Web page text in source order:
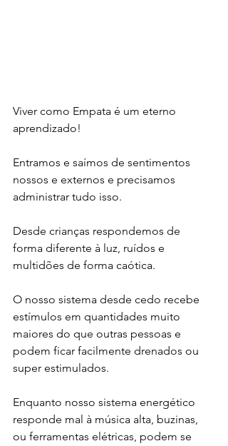
Viver como Empata é um eterno
aprendizado!
Entramos e saímos de sentimentos
nossos e externos e precisamos
administrar tudo isso.
Desde crianças respondemos de
forma diferente à luz, ruídos e
multidões de forma caótica.
O nosso sistema desde cedo recebe
estímulos em quantidades muito
maiores do que outras pessoas e
podem ficar facilmente drenados ou
super estimulados.
Enquanto nosso sistema energético
responde mal à música alta, buzinas,
ou ferramentas elétricas, podem se